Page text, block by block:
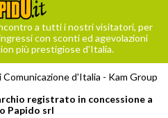
a tutti i nostri visitatori, per
con sconti ed agevolazioni
più prestigiose d’Italia.
Comunicazione d'Italia - Kam Group
registrato in concessione a
Papido srl